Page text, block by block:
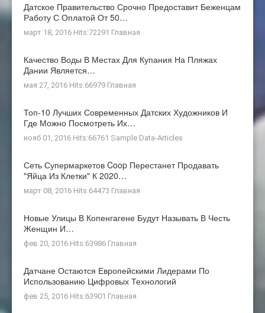
Датское Правительство Срочно Предоставит Беженцам
Работу С Оплатой От 50…
март 18, 2016 Hits:72291 Главная
Качество Воды В Местах Для Купания На Пляжах
Дании Является…
мая 27, 2016 Hits:66979 Главная
Топ-10 Лучших Современных Датских Художников И
Где Можно Посмотреть Их…
нояб 01, 2016 Hits:66761 Sample Data-Articles
Сеть Супермаркетов Coop Перестанет Продавать
"яйца Из Клетки" К 2020…
март 08, 2016 Hits:64473 Главная
Новые Улицы В Копенгагене Будут Называть В Честь
Женщин И…
фев 20, 2016 Hits:63986 Главная
Датчане Остаются Европейскими Лидерами По
Использованию Цифровых Технологий
фев 25, 2016 Hits:63901 Главная